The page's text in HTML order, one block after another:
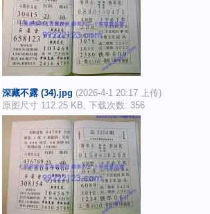
深藏不露 (34).jpg (2026-4-1 20:17 上传)
原图尺寸 112.25 KB, 下载次数: 356